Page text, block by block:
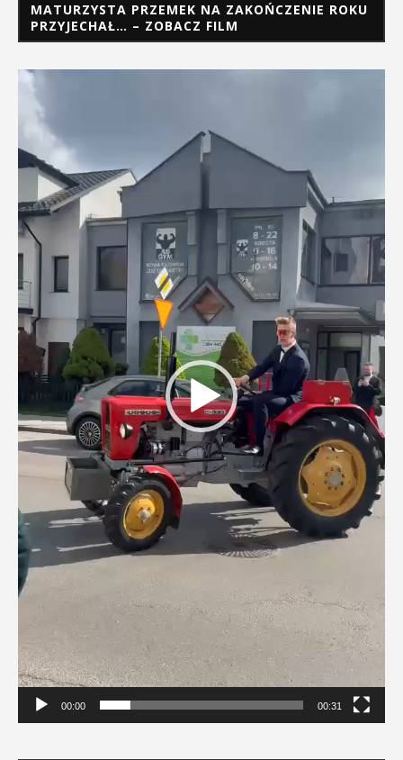
MATURZYSTA PRZEMEK NA ZAKOŃCZENIE ROKU
PRZYJECHAŁ… – ZOBACZ FILM
Odtwarzacz
00:00 00:31